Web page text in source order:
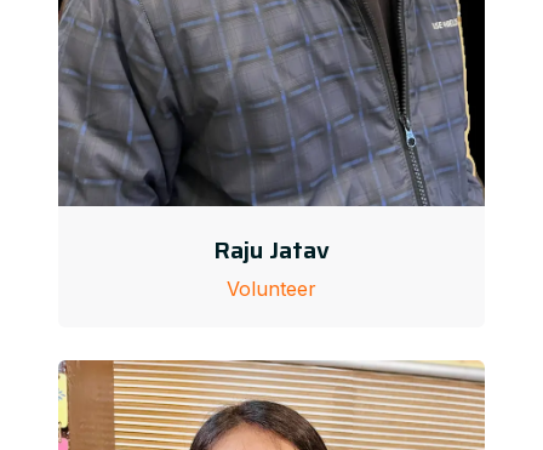
Raju Jatav
Volunteer